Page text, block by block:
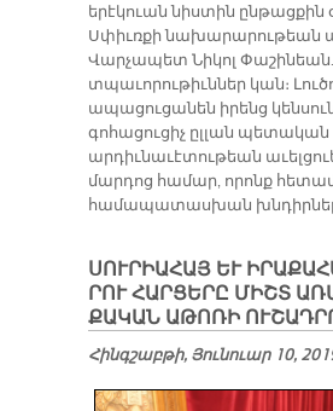
երէկուան նիստին
Սփիւռքի
Վարչապետ Նիկոլ Փաշինեան.
տպաւորութիւններ կան։
ապացուցանեն իրենց
գոհացուցիչ ըլլան
արդիւնաւէտութեան
մարդոց համար, որոնք
համապատասխան
ՍՈՒ­ՐԻԱ­ՀԱՅ ԵՒ
ՐՈՒ ՀԱՐ­ՑԵ­ՐԸ ՄԻՇՏ
ՔԱ­ԿԱՆ Ա­ԹՈ­ՌԻ
Հինգշաբթի, Յունուար 10,